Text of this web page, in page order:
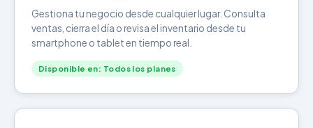
Gestiona tu negocio desde cualquier lugar. Consulta
ventas, cierra el día o revisa el inventario desde tu
smartphone o tablet en tiempo real.
Disponible en: Todos los planes